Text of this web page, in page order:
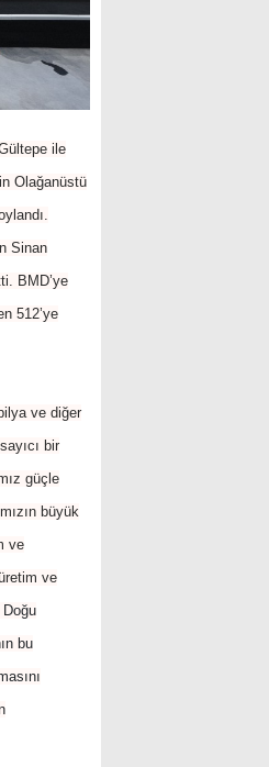
ile
Olağanüstü
Sinan
BMD’ye
512’ye
ve diğer
bir
güçle
büyük
ve
ve
bu